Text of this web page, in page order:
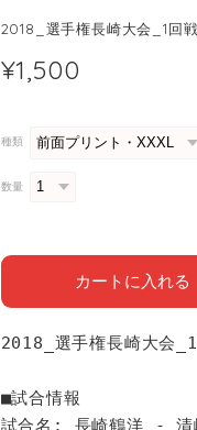
2018_選手権長崎大会_1回
¥1,500
種類
数量
カートに入れる
2018_選手権長崎大会
■試合情報
試合名: 長崎鶴洋 - 清